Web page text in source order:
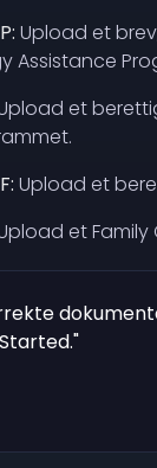
Upload et
Assistance
et
Upload et
et Family